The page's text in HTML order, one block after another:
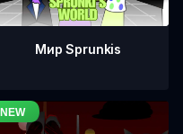
Мир Sprunkis